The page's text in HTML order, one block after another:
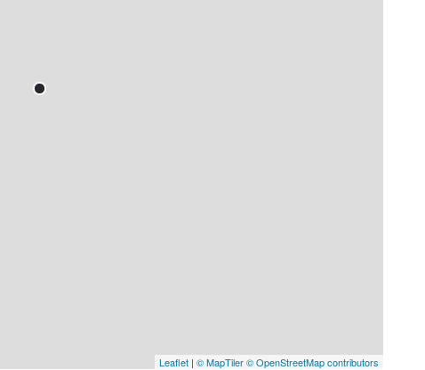
Leaflet | © MapTiler© OpenStreetMap contributors